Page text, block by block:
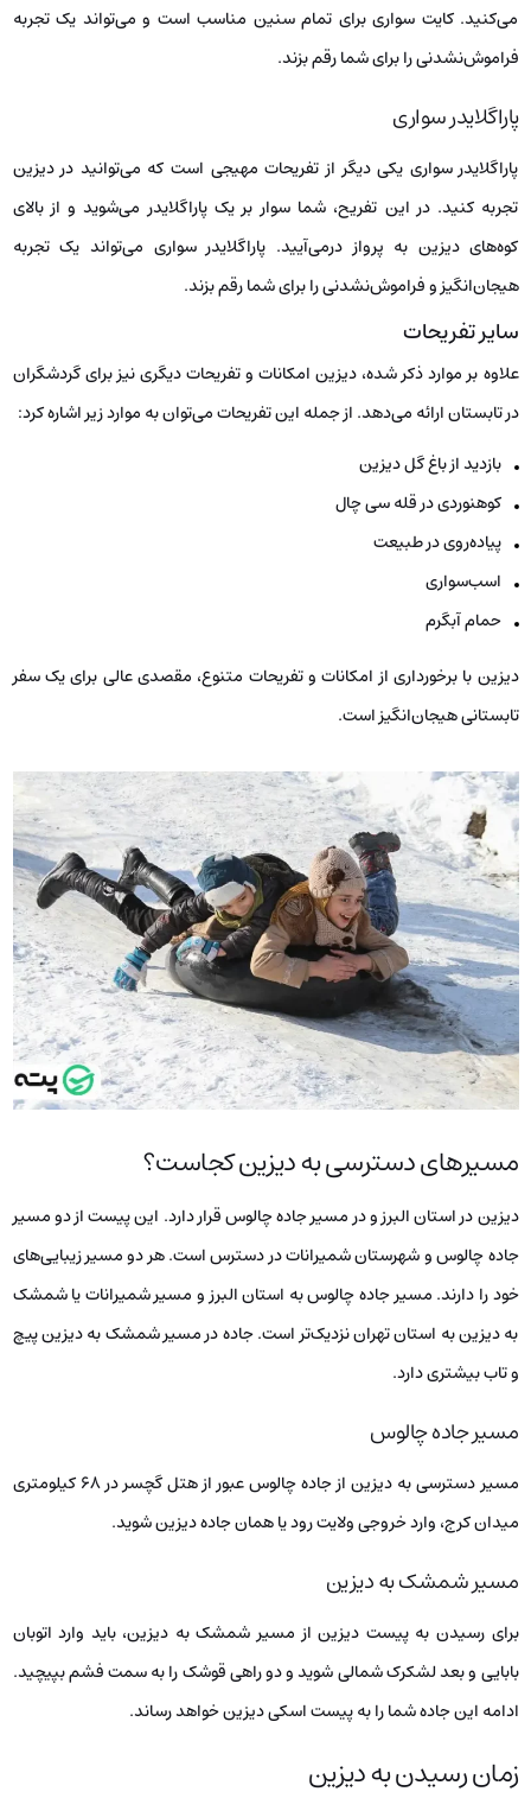
می‌کنید. کایت سواری برای تمام سنین مناسب است و می‌تواند یک تجربه
فراموش‌نشدنی را برای شما رقم بزند.
پاراگلایدر سواری
پاراگلایدر سواری یکی دیگر از تفریحات مهیجی است که می‌توانید در دیزین
تجربه کنید. در این تفریح، شما سوار بر یک پاراگلایدر می‌شوید و از بالای
کوه‌های دیزین به پرواز درمی‌آیید. پاراگلایدر سواری می‌تواند یک تجربه
هیجان‌انگیز و فراموش‌نشدنی را برای شما رقم بزند.
سایر تفریحات
علاوه بر موارد ذکر شده، دیزین امکانات و تفریحات دیگری نیز برای گردشگران
در تابستان ارائه می‌دهد. از جمله این تفریحات می‌توان به موارد زیر اشاره کرد:
بازدید از باغ گل دیزین
کوهنوردی در قله سی چال
پیاده‌روی در طبیعت
اسب‌سواری
حمام آبگرم
دیزین با برخورداری از امکانات و تفریحات متنوع، مقصدی عالی برای یک سفر
تابستانی هیجان‌انگیز است.
مسیرهای دسترسی به دیزین کجاست؟
دیزین در استان البرز و در مسیر جاده چالوس قرار دارد. این پیست از دو مسیر
جاده چالوس و شهرستان شمیرانات در دسترس است. هر دو مسیر زیبایی‌های
خود را دارند. مسیر جاده چالوس به استان البرز و مسیر شمیرانات یا شمشک
به دیزین به استان تهران نزدیک‌تر است. جاده در مسیر شمشک به دیزین پیچ
و تاب بیشتری دارد.
مسیر جاده چالوس
مسیر دسترسی به دیزین از جاده چالوس عبور از هتل گچسر در ۶۸ کیلومتری
میدان کرج، وارد خروجی ولایت رود یا همان جاده دیزین شوید.
مسیر شمشک به دیزین
برای رسیدن به پیست دیزین از مسیر شمشک به دیزین، باید وارد اتوبان
بابایی و بعد لشکرک شمالی شوید و دو راهی قوشک را به سمت فشم بپیچید.
ادامه این جاده شما را به پیست اسکی دیزین خواهد رساند.
زمان رسیدن به دیزین